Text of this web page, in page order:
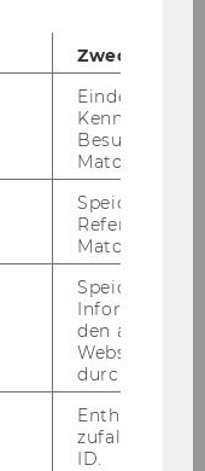
Zweck
Eindeutige
Besuchers
Matomo.
Speicherung
Referrers
Matomo.
Speicherung
den aktuellen
durch
Enthält eine
ID.